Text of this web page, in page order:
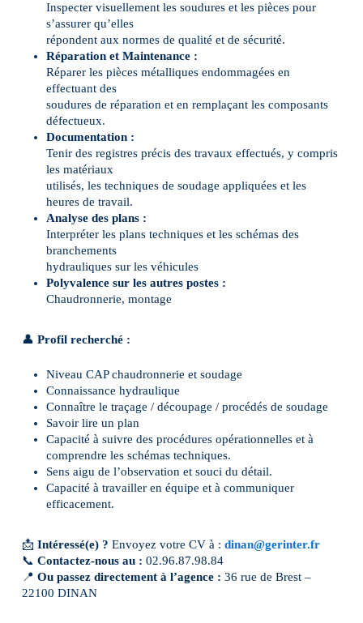
Inspecter visuellement les soudures et les pièces pour
s’assurer qu’elles
répondent aux normes de qualité et de sécurité.
Réparation et Maintenance :
Réparer les pièces métalliques endommagées en
effectuant des
soudures de réparation et en remplaçant les composants
défectueux.
Documentation :
Tenir des registres précis des travaux effectués, y compris
les matériaux
utilisés, les techniques de soudage appliquées et les
heures de travail.
Analyse des plans :
Interpréter les plans techniques et les schémas des
branchements
hydrauliques sur les véhicules
Polyvalence sur les autres postes :
Chaudronnerie, montage
👤 Profil recherché :
Niveau CAP chaudronnerie et soudage
Connaissance hydraulique
Connaître le traçage / découpage / procédés de soudage
Savoir lire un plan
Capacité à suivre des procédures opérationnelles et à
comprendre les schémas techniques.
Sens aigu de l’observation et souci du détail.
Capacité à travailler en équipe et à communiquer
efficacement.
📩 Intéressé(e) ? Envoyez votre CV à : dinan@gerinter.fr
📞 Contactez-nous au : 02.96.87.98.84
📍 Ou passez directement à l’agence : 36 rue de Brest –
22100 DINAN